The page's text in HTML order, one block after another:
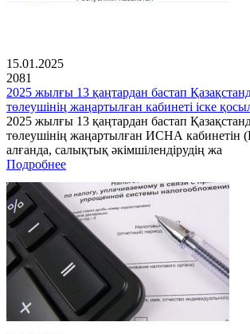
15.01.2025
2081
2025 жылғы 13 қаңтардан бастап
төлеушінің жаңартылған кабинеті іске
2025 жылғы 13 қаңтардан бастап
төлеушінің жаңартылған ИСНА
алғанда, салықтық әкімшілендірудің жа
Подробнее